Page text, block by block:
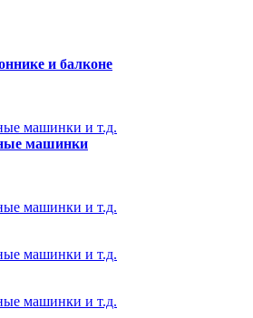
и балконе
машинки и т.д.
машинки
машинки и т.д.
машинки и т.д.
машинки и т.д.